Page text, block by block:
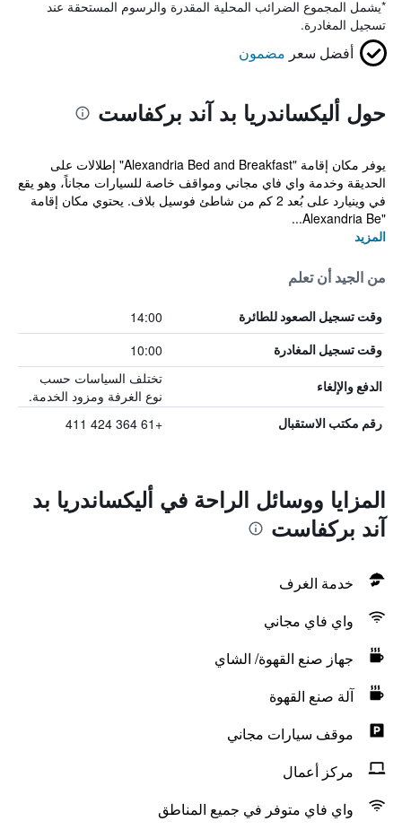
*يشمل المجموع الضرائب المحلية المقدرة والرسوم المستحقة عند
تسجيل المغادرة.
أفضل سعر مضمون
حول أليكساندريا بد آند بركفاست
يوفر مكان إقامة "Alexandria Bed and Breakfast" إطلالات على
الحديقة وخدمة واي فاي مجاني ومواقف خاصة للسيارات مجاناً، وهو يقع
في وينيارد على بُعد 2 كم من شاطئ فوسيل بلاف. يحتوي مكان إقامة
"Alexandria Be...
المزيد
من الجيد أن تعلم
وقت تسجيل الصعود للطائرة 14:00
وقت تسجيل المغادرة 10:00
الدفع والإلغاء
تختلف السياسات حسب
نوع الغرفة ومزود الخدمة.
رقم مكتب الاستقبال +61 364 424 411
المزايا ووسائل الراحة في أليكساندريا بد
آند بركفاست
خدمة الغرف
واي فاي مجاني
جهاز صنع القهوة/ الشاي
آلة صنع القهوة
موقف سيارات مجاني
مركز أعمال
واي فاي متوفر في جميع المناطق